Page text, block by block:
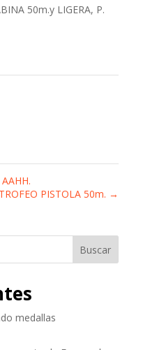
50m.y LIGERA, P.
TROFEO PISTOLA 50m. →
Buscar
medallas